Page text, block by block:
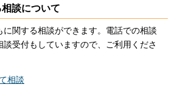
談について
に関する相談ができます。電話での相談
受付もしていますので、ご利用くださ
相談